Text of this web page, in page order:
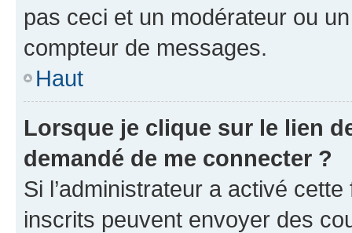
pas ceci et un modérateur ou
compteur de messages.
Haut
Lorsque je clique sur le lien
demandé de me connecter ?
Si l’administrateur a activé
inscrits peuvent envoyer des